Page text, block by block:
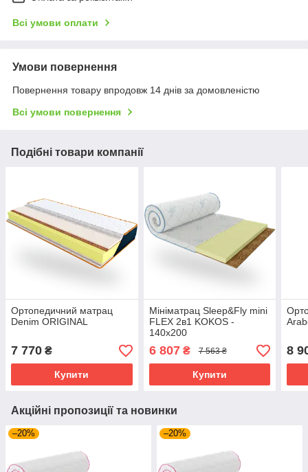
Всі умови оплати
Умови повернення
Повернення товару впродовж 14 днів за домовленістю
Всі умови повернення
Подібні товари компанії
Ортопедичний матрац
Denim ORIGINAL
7 770 ₴
Купити
Мініматрац Sleep&Fly mini
FLEX 2в1 KOKOS -
140х200
6 807₴ 7 563 ₴
Купити
8
Акційні пропозиції та новинки
–20% –20%